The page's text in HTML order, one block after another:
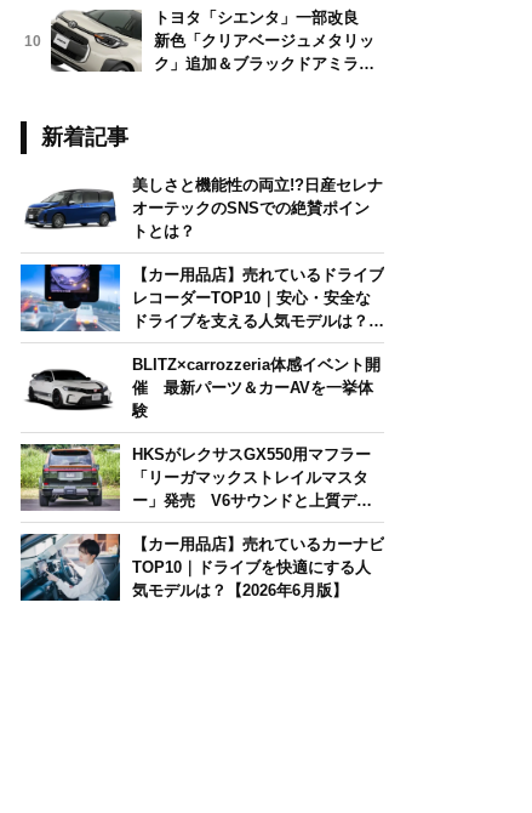
10
トヨタ「シエンタ」一部改良
新色「クリアベージュメタリッ
ク」追加＆ブラックドアミラー
新着記事
美しさと機能性の両立!?日産セレナ
オーテックのSNSでの絶賛ポイン
トとは？
【カー用品店】売れているドライブ
レコーダーTOP10｜安心・安全な
ドライブを支える人気モデルは？
【2026年6月版】
BLITZ×carrozzeria体感イベント開
催 最新パーツ＆カーAVを一挙体
験
HKSがレクサスGX550用マフラー
「リーガマックストレイルマスタ
ー」発売 V6サウンドと上質デザ
インを両立
【カー用品店】売れているカーナビ
TOP10｜ドライブを快適にする人
気モデルは？【2026年6月版】